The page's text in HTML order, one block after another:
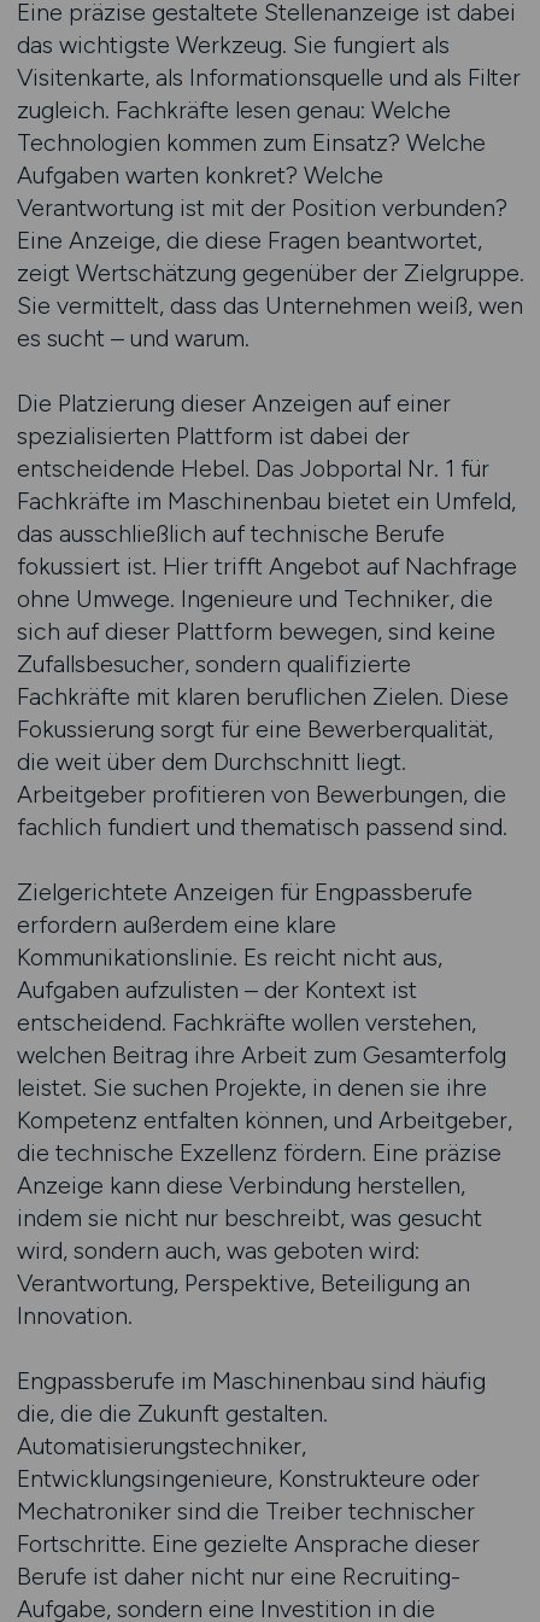
Eine präzise gestaltete Stellenanzeige ist dabei
das wichtigste Werkzeug. Sie fungiert als
Visitenkarte, als Informationsquelle und als Filter
zugleich. Fachkräfte lesen genau: Welche
Technologien kommen zum Einsatz? Welche
Aufgaben warten konkret? Welche
Verantwortung ist mit der Position verbunden?
Eine Anzeige, die diese Fragen beantwortet,
zeigt Wertschätzung gegenüber der Zielgruppe.
Sie vermittelt, dass das Unternehmen weiß, wen
es sucht – und warum.
Die Platzierung dieser Anzeigen auf einer
spezialisierten Plattform ist dabei der
entscheidende Hebel. Das Jobportal Nr. 1 für
Fachkräfte im Maschinenbau bietet ein Umfeld,
das ausschließlich auf technische Berufe
fokussiert ist. Hier trifft Angebot auf Nachfrage
ohne Umwege. Ingenieure und Techniker, die
sich auf dieser Plattform bewegen, sind keine
Zufallsbesucher, sondern qualifizierte
Fachkräfte mit klaren beruflichen Zielen. Diese
Fokussierung sorgt für eine Bewerberqualität,
die weit über dem Durchschnitt liegt.
Arbeitgeber profitieren von Bewerbungen, die
fachlich fundiert und thematisch passend sind.
Zielgerichtete Anzeigen für Engpassberufe
erfordern außerdem eine klare
Kommunikationslinie. Es reicht nicht aus,
Aufgaben aufzulisten – der Kontext ist
entscheidend. Fachkräfte wollen verstehen,
welchen Beitrag ihre Arbeit zum Gesamterfolg
leistet. Sie suchen Projekte, in denen sie ihre
Kompetenz entfalten können, und Arbeitgeber,
die technische Exzellenz fördern. Eine präzise
Anzeige kann diese Verbindung herstellen,
indem sie nicht nur beschreibt, was gesucht
wird, sondern auch, was geboten wird:
Verantwortung, Perspektive, Beteiligung an
Innovation.
Engpassberufe im Maschinenbau sind häufig
die, die die Zukunft gestalten.
Automatisierungstechniker,
Entwicklungsingenieure, Konstrukteure oder
Mechatroniker sind die Treiber technischer
Fortschritte. Eine gezielte Ansprache dieser
Berufe ist daher nicht nur eine Recruiting-
Aufgabe, sondern eine Investition in die